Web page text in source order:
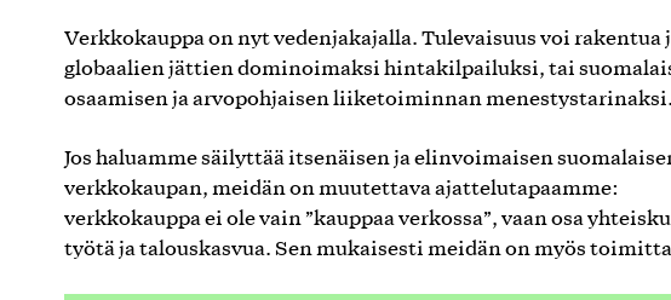
Verkkokauppa on nyt vedenjakajalla. Tulevaisuus voi rakentua
globaalien jättien dominoimaksi hintakilpailuksi, tai
osaamisen ja arvopohjaisen liiketoiminnan
Jos haluamme säilyttää itsenäisen ja elinvoimaisen
verkkokaupan, meidän on muutettava ajattelutapaamme:
verkkokauppa ei ole vain ”kauppaa verkossa”, vaan osa
työtä ja talouskasvua. Sen mukaisesti meidän on myös